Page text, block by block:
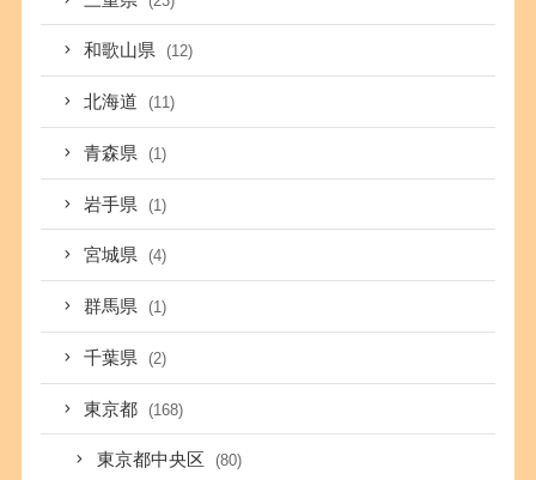
和歌山県 (12)
北海道 (11)
青森県 (1)
岩手県 (1)
宮城県 (4)
群馬県 (1)
千葉県 (2)
東京都 (168)
東京都中央区 (80)